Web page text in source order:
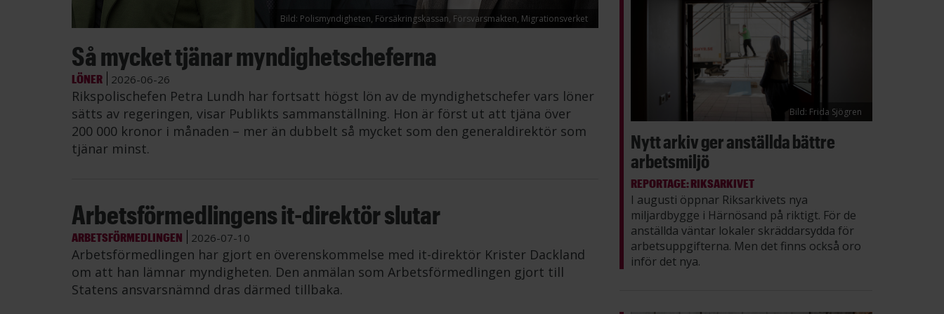
Bild: Polismyndigheten, Försäkringskassan, Försvarsmakten, Migrationsverket
Så mycket tjänar myndighetscheferna
LÖNER 2026-06-26
Rikspolischefen Petra Lundh har fortsatt högst lön av de myndighetschefer vars löner
sätts av regeringen, visar Publikts sammanställning. Hon är först ut att tjäna över
200 000 kronor i månaden – mer än dubbelt så mycket som den generaldirektör som
tjänar minst.
Arbetsförmedlingens it-direktör slutar
ARBETSFÖRMEDLINGEN 2026-07-10
Arbetsförmedlingen har gjort en överenskommelse med it-direktör Krister Dackland
om att han lämnar myndigheten. Den anmälan som Arbetsförmedlingen gjort till
Statens ansvarsnämnd dras därmed tillbaka.
Bild: Frida Sjögren
Nytt arkiv ger anställda bättre
arbetsmiljö
REPORTAGE: RIKSARKIVET
I augusti öppnar Riksarkivets nya
miljardbygge i Härnösand på riktigt. För de
anställda väntar lokaler skräddarsydda för
arbetsuppgifterna. Men det finns också oro
inför det nya.